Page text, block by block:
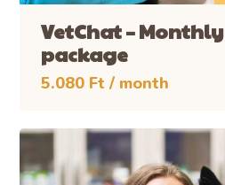
VetChat – Monthly
package
5.080 Ft / month